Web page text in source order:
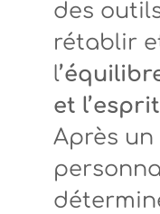
des
rétablir
l
et l’esprit
Après